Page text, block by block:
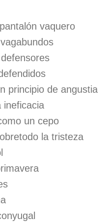
vaquero
principio de angustia
ineficacia
un cepo
la tristeza